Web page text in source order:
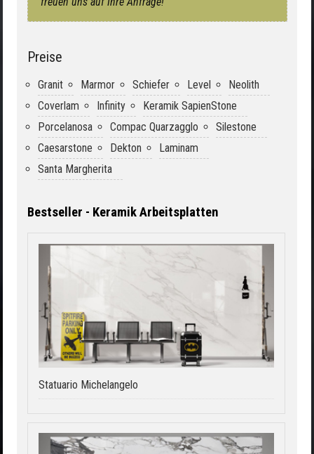
Preise
Granit Marmor Schiefer Level
Neolith
Coverlam
Infinity
Keramik SapienStone
Porcelanosa
Compac Quarzagglo
Silestone
Caesarstone
Dekton
Laminam
Santa Margherita
Bestseller - Keramik Arbeitsplatten
Statuario Michelangelo